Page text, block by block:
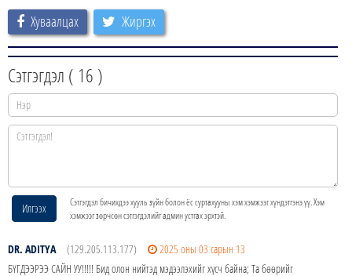
Хуваалцах Жиргэх
Сэтгэгдэл ( 16 )
Илгээх
Сэтгэгдэл бичихдээ хууль зүйн болон ёс суртахууны хэм хэмжээг хүндэтгэнэ үү. Хэм
хэмжээг зөрчсөн сэтгэгдэлийг админ устгах эрхтэй.
DR. ADITYA (129.205.113.177)
2025 оны 03 сарын 13
БҮГДЭЭРЭЭ САЙН УУ!!!!! Бид олон нийтэд мэдээлэхийг хүсч байна; Та бөөрийг